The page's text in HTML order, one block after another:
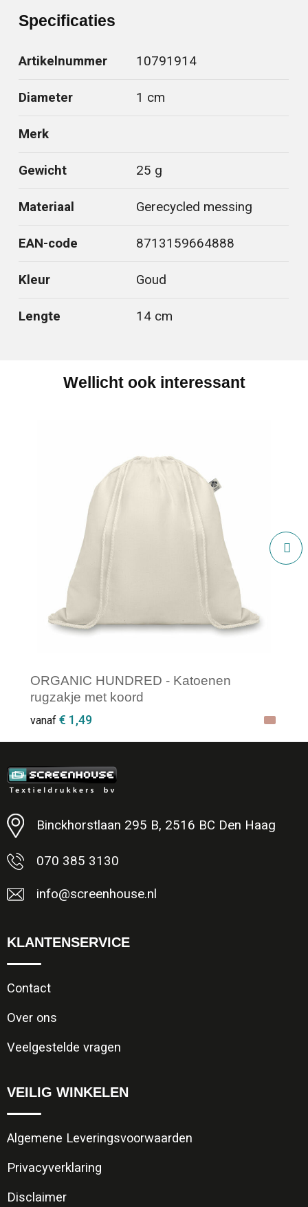
Specificaties
Artikelnummer 10791914
Diameter 1 cm
Merk
Gewicht 25 g
Materiaal Gerecycled messing
EAN-code 8713159664888
Kleur Goud
Lengte 14 cm
Wellicht ook interessant
ORGANIC HUNDRED - Katoenen
rugzakje met koord
vanaf € 1,49
Minimale afname: 1
Binckhorstlaan 295 B, 2516 BC Den Haag
070 385 3130
info@screenhouse.nl
KLANTENSERVICE
Contact
Over ons
Veelgestelde vragen
VEILIG WINKELEN
Algemene Leveringsvoorwaarden
Privacyverklaring
Disclaimer